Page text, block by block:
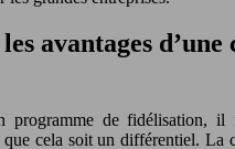
avantages d’une
programme de fidélisation, il
que cela soit un différentiel. La